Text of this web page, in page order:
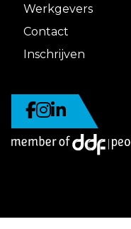
Werkgevers
Contact
Inschrijven